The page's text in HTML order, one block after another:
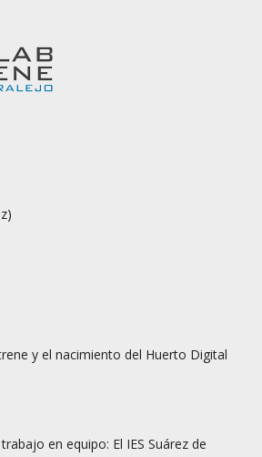
y el nacimiento del Huerto Digital
en equipo: El IES Suárez de